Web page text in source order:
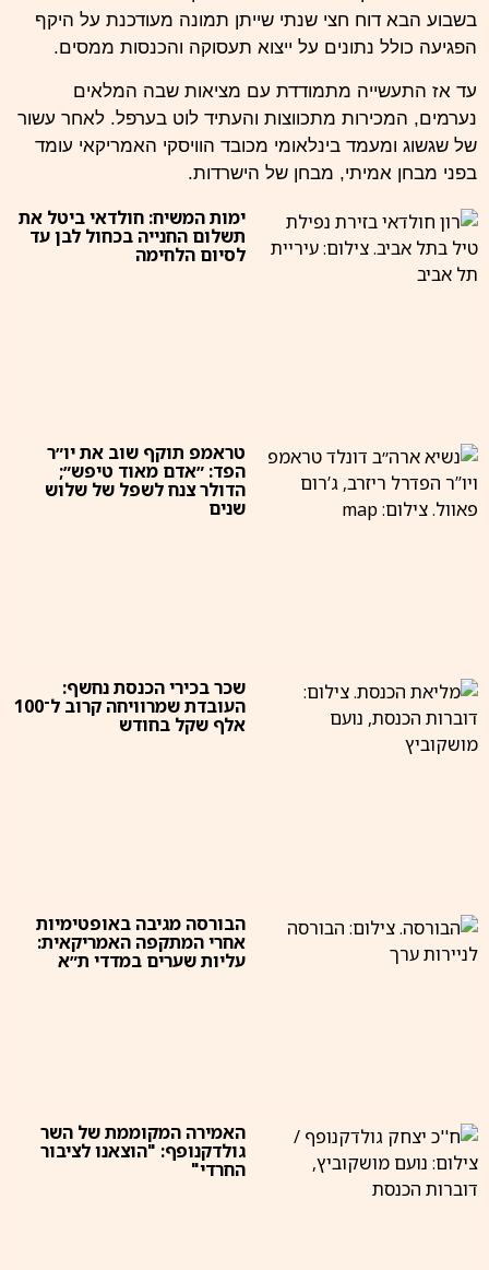
בשבוע הבא דוח חצי שנתי שייתן תמונה מעודכנת על היקף
הפגיעה כולל נתונים על ייצוא תעסוקה והכנסות ממסים.
עד אז התעשייה מתמודדת עם מציאות שבה המלאים
נערמים, המכירות מתכווצות והעתיד לוט בערפל. לאחר עשור
של שגשוג ומעמד בינלאומי מכובד הוויסקי האמריקאי עומד
בפני מבחן אמיתי, מבחן של הישרדות.
ימות המשיח: חולדאי ביטל את
תשלום החנייה בכחול לבן עד
לסיום הלחימה
טראמפ תוקף שוב את יו״ר
הפד: ״אדם מאוד טיפש״;
הדולר צנח לשפל של שלוש
שנים
שכר בכירי הכנסת נחשף:
העובדת שמרוויחה קרוב ל־100
אלף שקל בחודש
הבורסה מגיבה באופטימיות
אחרי המתקפה האמריקאית:
עליות שערים במדדי ת״א
האמירה המקוממת של השר
גולדקנופף: "הוצאנו לציבור
החרדי"